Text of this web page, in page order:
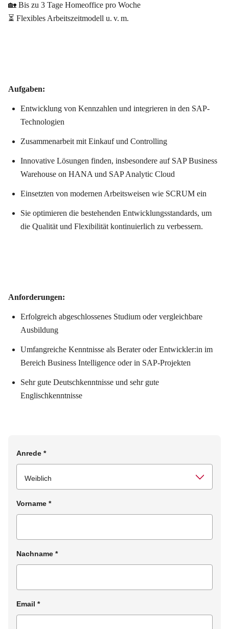
🏡 Bis zu 3 Tage Homeoffice pro Woche
⏳ Flexibles Arbeitszeitmodell u. v. m.
Aufgaben:
Entwicklung von Kennzahlen und integrieren in den SAP-
Technologien
Zusammenarbeit mit Einkauf und Controlling
Innovative Lösungen finden, insbesondere auf SAP Business
Warehouse on HANA und SAP Analytic Cloud
Einsetzten von modernen Arbeitsweisen wie SCRUM ein
Sie optimieren die bestehenden Entwicklungsstandards, um
die Qualität und Flexibilität kontinuierlich zu verbessern.
Anforderungen:
Erfolgreich abgeschlossenes Studium oder vergleichbare
Ausbildung
Umfangreiche Kenntnisse als Berater oder Entwickler:in im
Bereich Business Intelligence oder in SAP-Projekten
Sehr gute Deutschkenntnisse und sehr gute
Englischkenntnisse
Anrede *
Vorname *
Nachname *
Email *